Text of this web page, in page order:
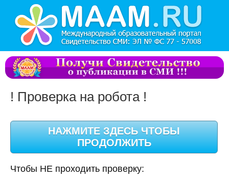
! Проверка на робота !
Чтобы НЕ проходить проверку: